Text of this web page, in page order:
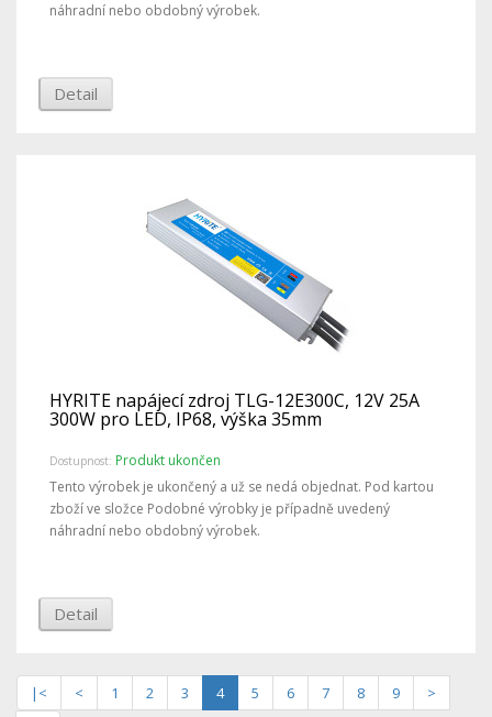
náhradní nebo obdobný výrobek.
Detail
HYRITE napájecí zdroj TLG-12E300C, 12V 25A
300W pro LED, IP68, výška 35mm
Dostupnost: Produkt ukončen
Tento výrobek je ukončený a už se nedá objednat. Pod kartou
zboží ve složce Podobné výrobky je případně uvedený
náhradní nebo obdobný výrobek.
Detail
|< < 1 2 3 4 5 6 7 8 9 >